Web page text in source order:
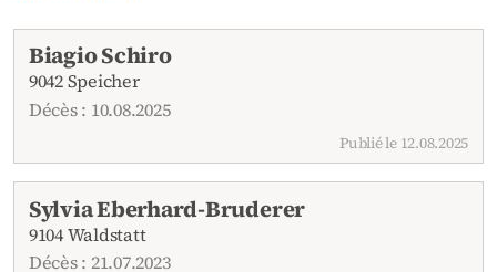
Avis de décès actuels
Biagio Schiro
9042 Speicher
Décès : 10.08.2025
Publié le 12.08.2025
Sylvia Eberhard-Bruderer
9104 Waldstatt
Décès : 21.07.2023